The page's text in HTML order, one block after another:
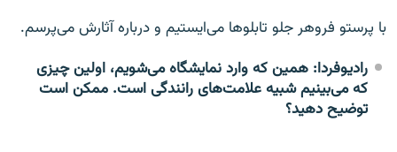
با پرستو فروهر جلو تابلوها می‌ایستیم و درباره آثارش می‌پرسم.
رادیوفردا: همین که وارد نمایشگاه می‌شویم، اولین چیزی
که می‌بینیم شبیه علامت‌های رانندگی است. ممکن است
توضیح دهید؟